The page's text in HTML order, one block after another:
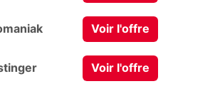
Voir l'offre
Voir l'offre